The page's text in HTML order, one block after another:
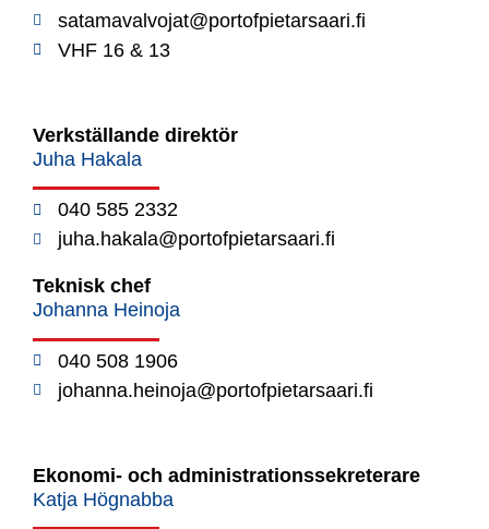
satamavalvojat@portofpietarsaari.fi
VHF 16 & 13
Verkställande direktör
Juha Hakala
040 585 2332
juha.hakala@portofpietarsaari.fi
Teknisk chef
Johanna Heinoja
040 508 1906
johanna.heinoja@portofpietarsaari.fi
Ekonomi- och administrationssekreterare
Katja Högnabba